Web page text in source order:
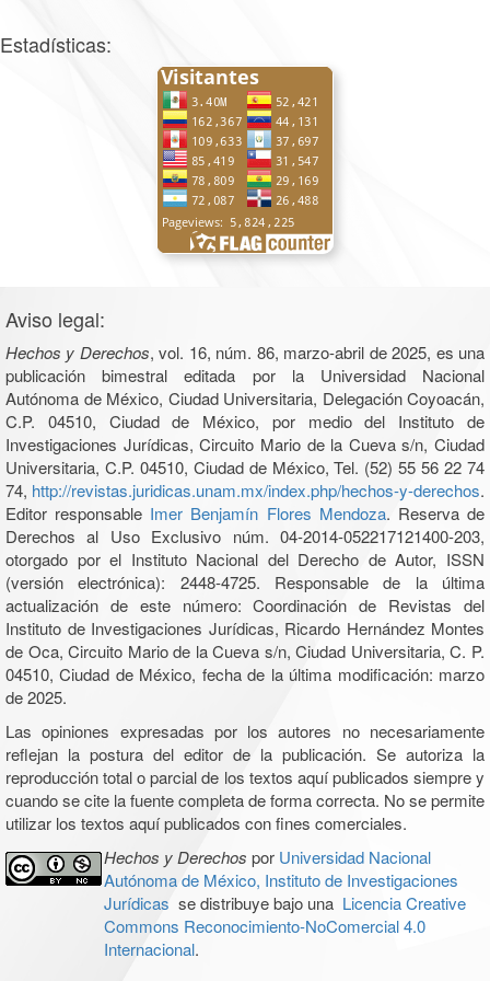
Estadísticas:
Aviso legal:
Hechos y Derechos, vol. 16, núm. 86, marzo-abril de 2025, es una
publicación bimestral editada por la Universidad Nacional
Autónoma de México, Ciudad Universitaria, Delegación Coyoacán,
C.P. 04510, Ciudad de México, por medio del Instituto de
Investigaciones Jurídicas, Circuito Mario de la Cueva s/n, Ciudad
Universitaria, C.P. 04510, Ciudad de México, Tel. (52) 55 56 22 74
74, http://revistas.juridicas.unam.mx/index.php/hechos-y-derechos.
Editor responsable Imer Benjamín Flores Mendoza. Reserva de
Derechos al Uso Exclusivo núm. 04-2014-052217121400-203,
otorgado por el Instituto Nacional del Derecho de Autor, ISSN
(versión electrónica): 2448-4725. Responsable de la última
actualización de este número: Coordinación de Revistas del
Instituto de Investigaciones Jurídicas, Ricardo Hernández Montes
de Oca, Circuito Mario de la Cueva s/n, Ciudad Universitaria, C. P.
04510, Ciudad de México, fecha de la última modificación: marzo
de 2025.
Las opiniones expresadas por los autores no necesariamente
reflejan la postura del editor de la publicación. Se autoriza la
reproducción total o parcial de los textos aquí publicados siempre y
cuando se cite la fuente completa de forma correcta. No se permite
utilizar los textos aquí publicados con fines comerciales.
Hechos y Derechos por Universidad Nacional
Autónoma de México, Instituto de Investigaciones
Jurídicas se distribuye bajo una Licencia Creative
Commons Reconocimiento-NoComercial 4.0
Internacional.